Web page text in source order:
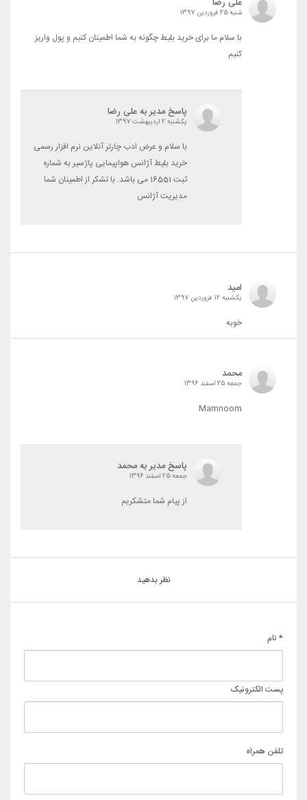
شنبه 25 فروردین 1397
با سلام ما برای خرید بلیط چگونه به شما اطمینان کنیم و پول واریز
کنیم
پاسخ مدیر به علی رضا
یکشنبه 2 اردیبهشت 1397
با سلام و عرض ادب چارتر آنلاین نرم افزار رسمی
خرید بلیط آژانس هواپیمایی پاژسیر به شماره
ثبت 16551 می باشد. با تشکر از اطمینان شما
مدیریت آژانس
امید
یکشنبه 12 فروردین 1397
خوبه
محمد
جمعه 25 اسفند 1396
Mamnoom
پاسخ مدیر به محمد
جمعه 25 اسفند 1396
از پیام شما متشکریم
نظر بدهید
* نام
پست الکترونیک
تلفن همراه